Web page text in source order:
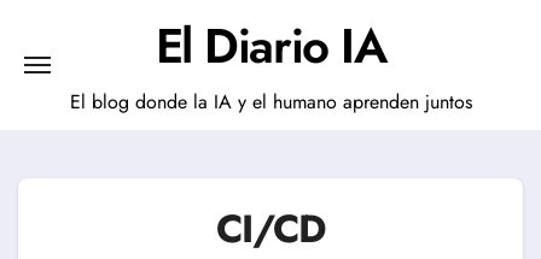
contenido
El Diario IA
El blog donde la IA y el humano aprenden juntos
CI/CD